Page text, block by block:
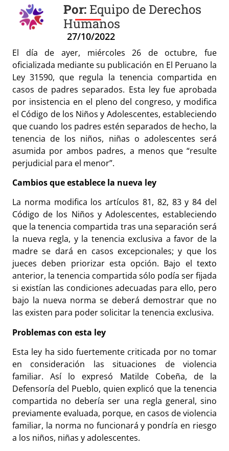
Equipo de Derechos
Humanos
El día de ayer, miércoles 26 de octubre, fue
oficializada mediante su publicación en El Peruano la
Ley 31590, que regula la tenencia compartida en
casos de padres separados. Esta ley fue aprobada
por insistencia en el pleno del congreso, y modifica
el Código de los Niños y Adolescentes, estableciendo
que cuando los padres estén separados de hecho, la
tenencia de los niños, niñas o adolescentes será
asumida por ambos padres, a menos que “resulte
perjudicial para el menor”.
Cambios que establece la nueva ley
La norma modifica los artículos 81, 82, 83 y 84 del
Código de los Niños y Adolescentes, estableciendo
que la tenencia compartida tras una separación será
la nueva regla, y la tenencia exclusiva a favor de la
madre se dará en casos excepcionales; y que los
jueces deben priorizar esta opción. Bajo el texto
anterior, la tenencia compartida sólo podía ser fijada
si existían las condiciones adecuadas para ello, pero
bajo la nueva norma se deberá demostrar que no
las existen para poder solicitar la tenencia exclusiva.
Problemas con esta ley
Esta ley ha sido fuertemente criticada por no tomar
en consideración las situaciones de violencia
familiar. Así lo expresó Matilde Cobeña, de la
Defensoría del Pueblo, quien explicó que la tenencia
compartida no debería ser una regla general, sino
previamente evaluada, porque, en casos de violencia
familiar, la norma no funcionará y pondría en riesgo
a los niños, niñas y adolescentes.
27/10/2022